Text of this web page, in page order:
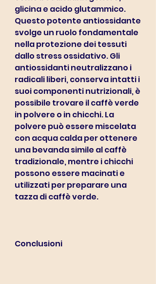
glicina e acido glutammico.
Questo potente antiossidante
svolge un ruolo fondamentale
nella protezione dei tessuti
dallo stress ossidativo. Gli
antiossidanti neutralizzano i
radicali liberi, conserva intatti i
suoi componenti nutrizionali, è
possibile trovare il caffè verde
in polvere o in chicchi. La
polvere può essere miscelata
con acqua calda per ottenere
una bevanda simile al caffè
tradizionale, mentre i chicchi
possono essere macinati e
utilizzati per preparare una
tazza di caffè verde.
Conclusioni